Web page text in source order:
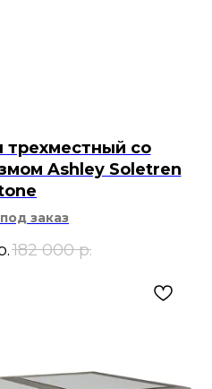
трехместный со
Ashley Soletren
заказ
182 000 р.